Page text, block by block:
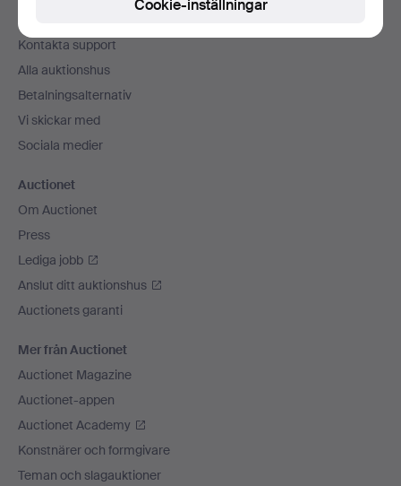
Kontakta support
Alla auktionshus
Betalningsalternativ
Vi skickar med
Sociala medier
Auctionet
Om Auctionet
Press
Lediga jobb
Anslut ditt auktionshus
Auctionets garanti
Mer från Auctionet
Auctionet Magazine
Auctionet-appen
Auctionet Academy
Konstnärer och formgivare
Teman och slagauktioner
Cookie-inställningar